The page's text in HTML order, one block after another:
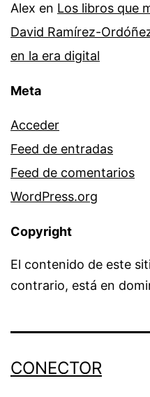
Alex en Los libros que
David Ramírez-
en la era digital
Meta
Acceder
Feed de entradas
Feed de comentarios
WordPress.org
Copyright
El contenido de este
contrario, está en
CONECTOR